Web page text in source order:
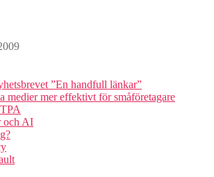
”En handfull länkar”
medier mer effektivt för småföretagare
och AI